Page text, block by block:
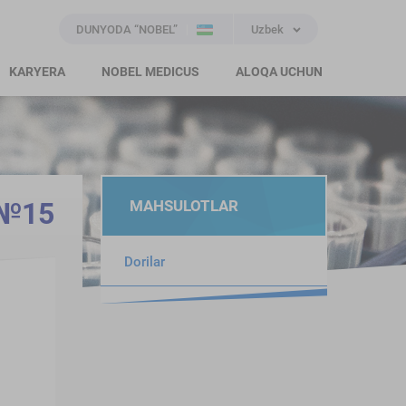
DUNYODA “NOBEL” Uzbek
KARYERA NOBEL MEDICUS ALOQA UCHUN
MAHSULOTLAR
Dorilar